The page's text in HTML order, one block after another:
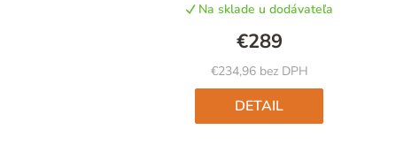
Na sklade u dodávateľa
€234,96 bez DPH
€289
DETAIL